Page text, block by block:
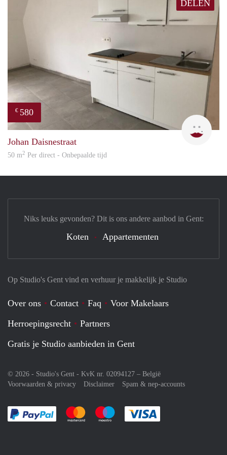
DELEN
€ 580
Johan Daisnestraat
50 m2 Per direct - Onbepaalde tijd
Op Studio's Gent vind en verhuur je makkelijk je Studio
Over ons Contact Faq
Voor Makelaars
Herroepingsrecht
Partners
Gratis je Studio aanbieden in Gent
© 2026 - Studio's Gent - KvK nr. 02094127 – België
Voorwaarden & privacy
Disclaimer Spam & nep-accounts
Je rekent gemakkelijk af met Paypal
Je rekent gemakkelijk af met Mastercard
Je rekent gemakkelijk af met Meastro
Niks leuks gevonden? Dit is ons andere aanbod in Gent:
Koten Appartementen